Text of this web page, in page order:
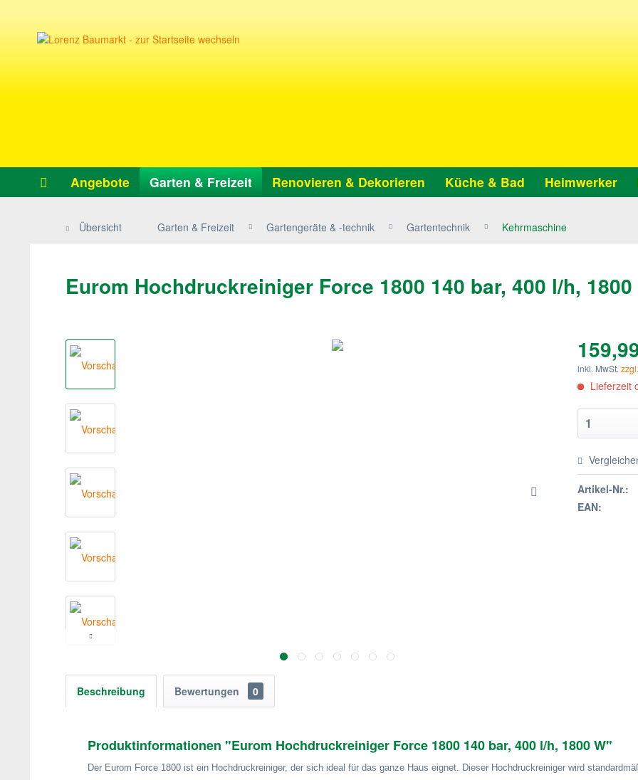
Angebote Garten & Freizeit Renovieren & Dekorieren Küche & Bad Heimwerker
Übersicht Garten & Freizeit Gartengeräte & -technik Gartentechnik Kehrmaschine
Eurom Hochdruckreiniger Force 1800 140 bar, 400 l/h, 1800
inkl. MwSt.
Lieferzeit
Artikel-Nr.:
EAN:
Beschreibung Bewertungen 0
Produktinformationen "Eurom Hochdruckreiniger Force 1800 140 bar, 400 l/h, 1800 W"
Der Eurom Force 1800 ist ein Hochdruckreiniger, der sich ideal für das ganze Haus eignet. Dieser Hochdruckreiniger wird